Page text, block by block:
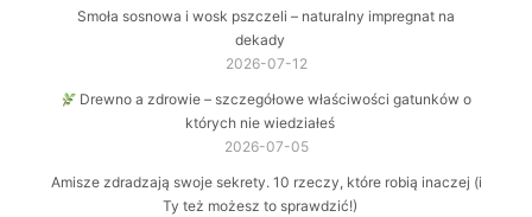
Smoła sosnowa i wosk pszczeli – naturalny impregnat na
dekady
2026-07-12
Drewno a zdrowie – szczegółowe właściwości gatunków o
których nie wiedziałeś
2026-07-05
Amisze zdradzają swoje sekrety. 10 rzeczy, które robią inaczej (i
Ty też możesz to sprawdzić!)